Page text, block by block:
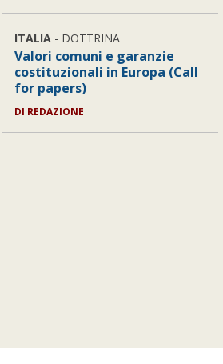
ITALIA- DOTTRINA
Valori comuni e garanzie
costituzionali in Europa (Call
for papers)
DI REDAZIONE